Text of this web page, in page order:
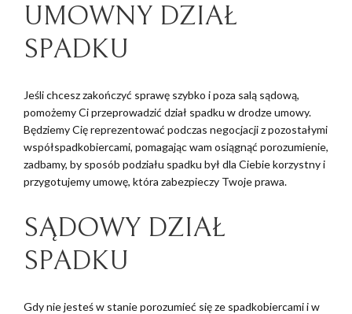
UMOWNY DZIAŁ
SPADKU
Jeśli chcesz zakończyć sprawę szybko i poza salą sądową,
pomożemy Ci przeprowadzić dział spadku w drodze umowy.
Będziemy Cię reprezentować podczas negocjacji z pozostałymi
współspadkobiercami, pomagając wam osiągnąć porozumienie,
zadbamy, by sposób podziału spadku był dla Ciebie korzystny i
przygotujemy umowę, która zabezpieczy Twoje prawa.
SĄDOWY DZIAŁ
SPADKU
Gdy nie jesteś w stanie porozumieć się ze spadkobiercami i w